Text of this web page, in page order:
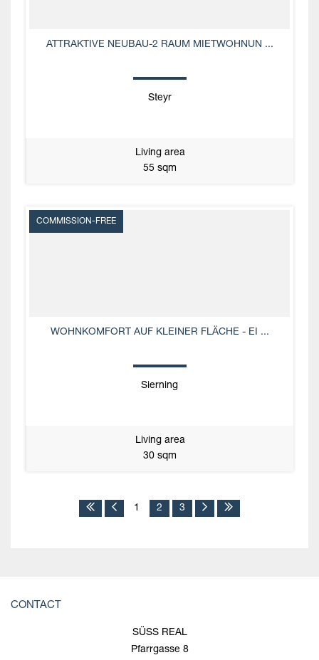
ATTRAKTIVE NEUBAU-2 RAUM MIETWOHNUN ...
Steyr
Living area
55 sqm
COMMISSION-FREE
WOHNKOMFORT AUF KLEINER FLÄCHE - EI ...
Sierning
Living area
30 sqm
1 2 3
CONTACT
SÜSS REAL
Pfarrgasse 8